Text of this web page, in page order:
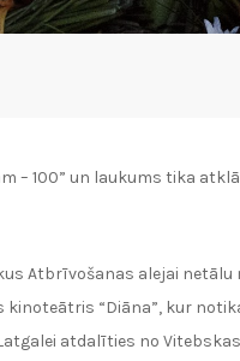
– 100” un laukums tika
Atbrīvošanas alejai netālu
kinoteātris “Diāna”, kur
atdalīties no